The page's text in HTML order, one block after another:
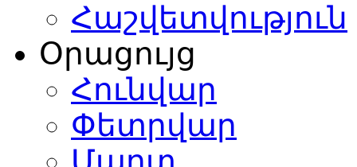
Հաշվետվություն
Օրացույց
Հունվար
Փետրվար